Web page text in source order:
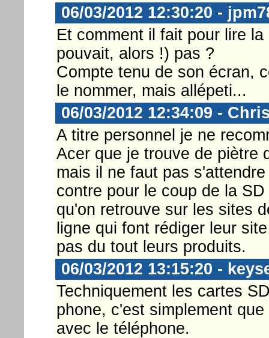
06/03/2012 12:30:20 -
Et comment il fait pour lire
pouvait, alors !) pas ?
Compte tenu de son écran,
le nommer, mais allépeti...
06/03/2012 12:34:09 -
A titre personnel je ne
Acer que je trouve de piètre
mais il ne faut pas
contre pour le coup de la
qu'on retrouve sur les sites
ligne qui font rédiger leur
pas du tout leurs produits.
06/03/2012 13:15:20 -
Techniquement les cartes
phone, c'est simplement
avec le téléphone.